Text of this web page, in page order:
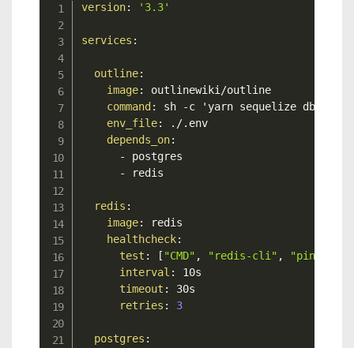
version: '3.3'
services :
outline:
image:
outlinewiki/outline
command : sh -c 'yarn sequelize db
env_file:
./.env
depends_on:
-
postgres
-
redis
redis :
image:
redis
healthcheck:
test : [ "CMD" , "redis-cli" , "ping"
interval :
10s
timeout :
30s
retries : 3
postgres :